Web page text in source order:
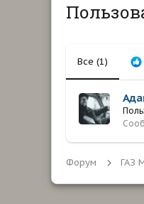
Все (1)
Форум ГАЗ